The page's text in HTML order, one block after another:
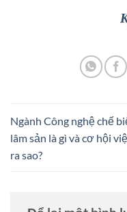
Ngành Công nghệ chế
lâm sản là gì và cơ hội
ra sao?